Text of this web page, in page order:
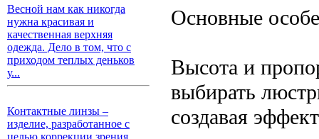
Весной нам как никогда
нужна красивая и
качественная верхняя
одежда. Дело в том, что с
приходом теплых деньков
у...
Контактные линзы –
изделие, разработанное с
целью коррекции зрения.
Основные
Высота и
выбирать
создавая